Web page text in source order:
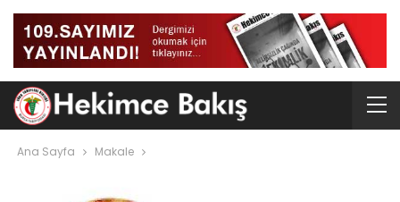
Ana Sayfa Makale